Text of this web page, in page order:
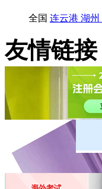
全国 连云港 湖州
友情链接